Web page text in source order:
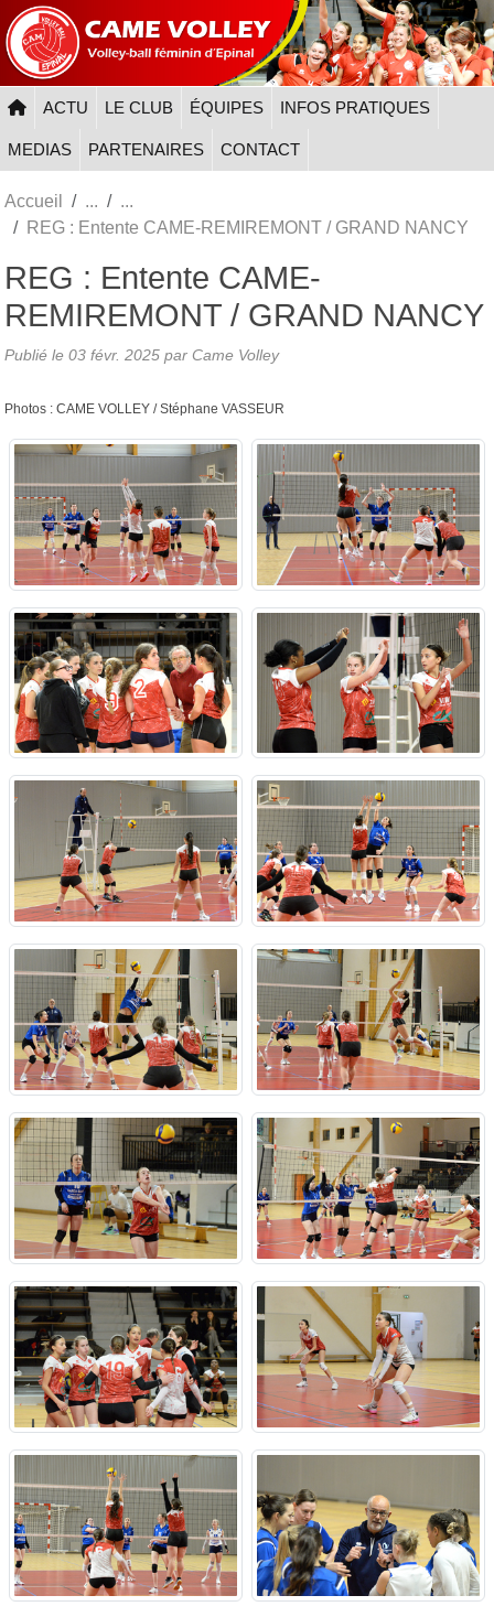
ACTU LE CLUB ÉQUIPES INFOS PRATIQUES
MEDIAS PARTENAIRES CONTACT
Accueil
REG : Entente CAME-REMIREMONT / GRAND NANCY
REG : Entente CAME-
REMIREMONT / GRAND NANCY
Publié le 03 févr. 2025 par Came Volley
Photos : CAME VOLLEY / Stéphane VASSEUR
Panneau de gestion des cookies